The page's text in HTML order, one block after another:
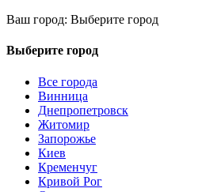
Ваш город: Выберите город
Выберите город
Все города
Винница
Днепропетровск
Житомир
Запорожье
Киев
Кременчуг
Кривой Рог